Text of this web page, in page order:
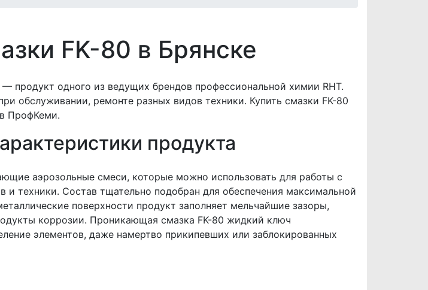
FK-80 в Брянске
продукт одного из ведущих брендов профессиональной химии RHT.
обслуживании, ремонте разных видов техники. Купить смазки FK-80
ПрофКеми.
продукта
аэрозольные смеси, которые можно использовать для работы с
и техники. Состав тщательно подобран для обеспечения максимальной
поверхности продукт заполняет мельчайшие зазоры,
коррозии. Проникающая смазка FK-80 жидкий ключ
элементов, даже намертво прикипевших или заблокированных